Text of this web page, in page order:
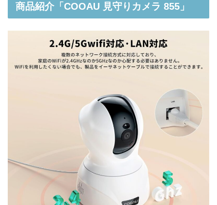
商品紹介「COOAU 見守りカメラ 855」